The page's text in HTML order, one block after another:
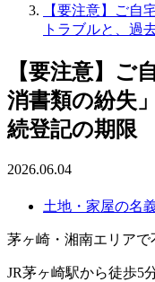
【要注意】ご自
トラブルと、過
【要注意】ご
消書類の紛失
続登記の期限
2026.06.04
土地・家屋の名
茅ヶ崎・湘南エリアで
JR茅ヶ崎駅から徒歩5